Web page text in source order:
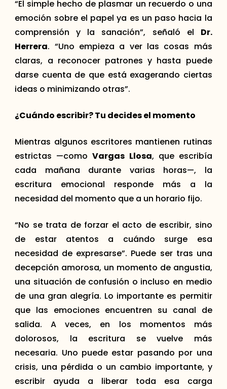
“El simple hecho de plasmar un recuerdo o una
emoción sobre el papel ya es un paso hacia la
comprensión y la sanación”, señaló el Dr.
Herrera. “Uno empieza a ver las cosas más
claras, a reconocer patrones y hasta puede
darse cuenta de que está exagerando ciertas
ideas o minimizando otras”.
¿Cuándo escribir? Tu decides el momento
Mientras algunos escritores mantienen rutinas
estrictas —comoVargas Llosa, que escribía
cada mañana durante varias horas—, la
escritura emocional responde más a la
necesidad del momento que a un horario fijo.
“No se trata de forzar el acto de escribir, sino
de estar atentos a cuándo surge esa
necesidad de expresarse”. Puede ser tras una
decepción amorosa, un momento de angustia,
una situación de confusión o incluso en medio
de una gran alegría. Lo importante es permitir
que las emociones encuentren su canal de
salida. A veces, en los momentos más
dolorosos, la escritura se vuelve más
necesaria. Uno puede estar pasando por una
crisis, una pérdida o un cambio importante, y
escribir ayuda a liberar toda esa carga